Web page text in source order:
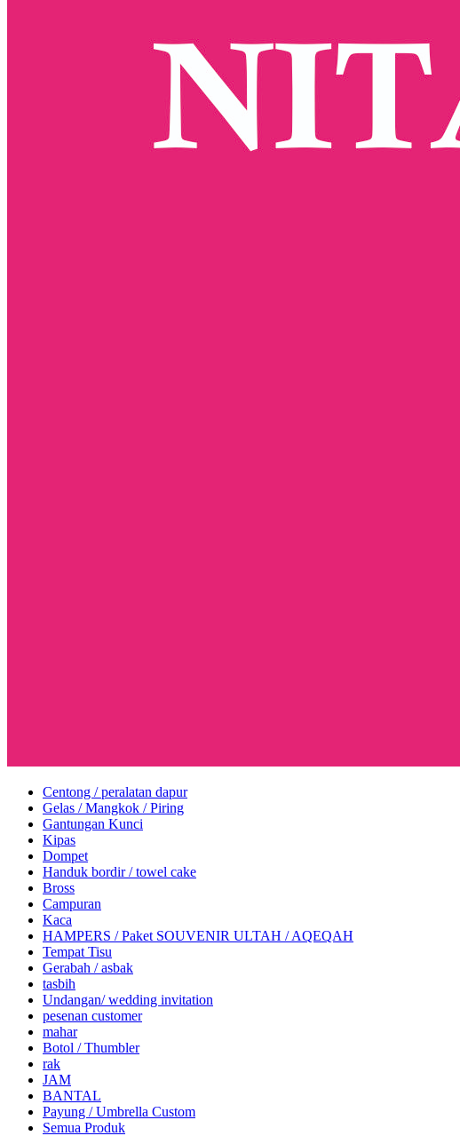
Centong / peralatan dapur
Gelas / Mangkok / Piring
Gantungan Kunci
Kipas
Dompet
Handuk bordir / towel cake
Bross
Campuran
Kaca
HAMPERS / Paket SOUVENIR ULTAH / AQEQAH
Tempat Tisu
Gerabah / asbak
tasbih
Undangan/ wedding invitation
pesenan customer
mahar
Botol / Thumbler
rak
JAM
BANTAL
Payung / Umbrella Custom
Semua Produk